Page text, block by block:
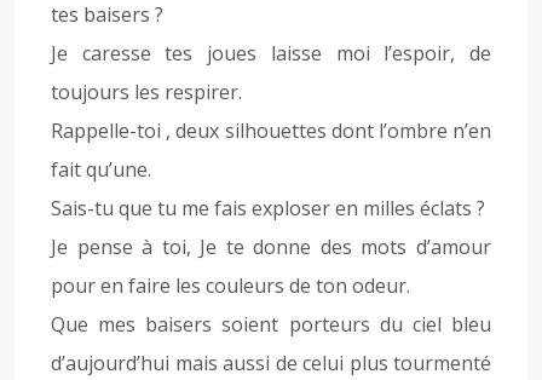
tes baisers ?
Je caresse tes joues laisse moi l’espoir, de
toujours les respirer.
Rappelle-toi , deux silhouettes dont l’ombre n’en
fait qu’une.
Sais-tu que tu me fais exploser en milles éclats ?
Je pense à toi, Je te donne des mots d’amour
pour en faire les couleurs de ton odeur.
Que mes baisers soient porteurs du ciel bleu
d’aujourd’hui mais aussi de celui plus tourmenté